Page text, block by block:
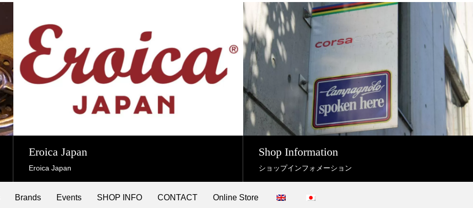
Eroica Japan
Eroica Japan
Shop Information
ショップインフォメーション
Brands Events SHOP INFO CONTACT Online Store